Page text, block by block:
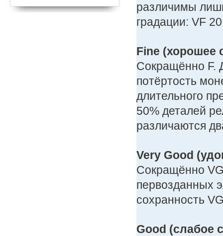
различимы
градации: VF
Fine (хорошее
Сокращённо F.
потёртость
длительного
50% деталей
различаются
Very Good
Сокращённо
первозданных
сохранность
Good (слабое